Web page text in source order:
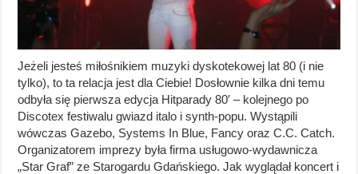
Jeżeli jesteś miłośnikiem muzyki dyskotekowej lat 80 (i nie
tylko), to ta relacja jest dla Ciebie! Dosłownie kilka dni temu
odbyła się pierwsza edycja Hitparady 80′ – kolejnego po
Discotex festiwalu gwiazd italo i synth-popu. Wystąpili
wówczas Gazebo, Systems In Blue, Fancy oraz C.C. Catch.
Organizatorem imprezy była firma usługowo-wydawnicza
„Star Graf” ze Starogardu Gdańskiego. Jak wyglądał koncert i